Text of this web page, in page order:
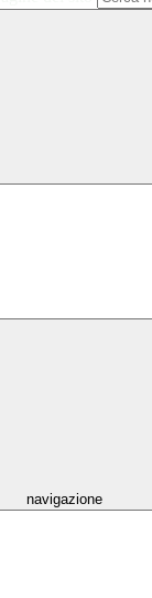
navigazione